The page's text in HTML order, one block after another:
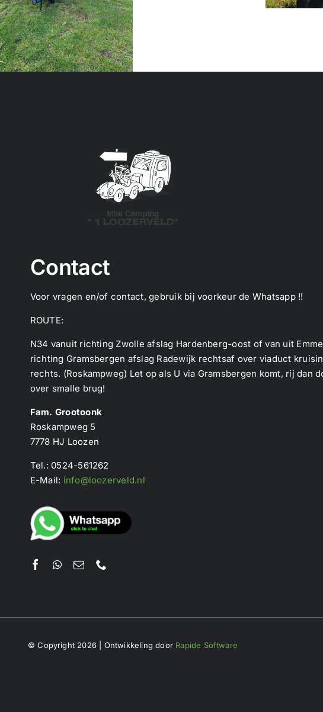
Contact
Voor vragen en/of contact, gebruik bij voorkeur de Whatsapp !!
ROUTE:
N34 vanuit richting Zwolle afslag Hardenberg-oost of van uit
richting Gramsbergen afslag Radewijk rechtsaf over viaduct
rechts. (Roskampweg) Let op als U via Gramsbergen komt, rij dan
over smalle brug!
Fam. Grootoonk
Roskampweg 5
7778 HJ Loozen
Tel.: 0524-561262
E-Mail: info@loozerveld.nl
© Copyright 2026 | Ontwikkeling door Rapide Software